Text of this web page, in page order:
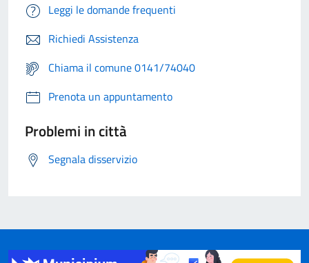
Leggi le domande frequenti
Richiedi Assistenza
Chiama il comune 0141/74040
Prenota un appuntamento
Problemi in città
Segnala disservizio